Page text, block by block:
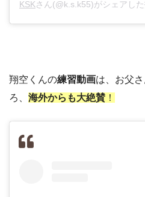
KSKさん(@k.s.k55)がシェアし
翔空くんの練習動画は、お父
ろ、 海外からも大絶賛 ！